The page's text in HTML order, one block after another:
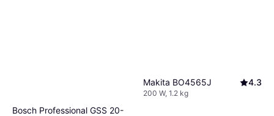
Bosch Professional GSS 20-
Makita BO4565J 4.3
200 W, 1.2 kg